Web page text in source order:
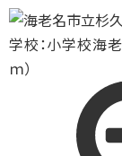
学校：小学校海
ｍ）